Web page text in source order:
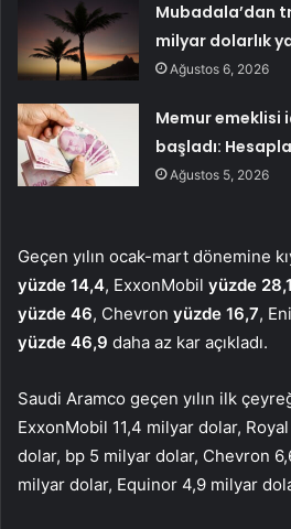
Mubadala’dan
milyar dolarlık
Ağustos 6, 2026
Memur emeklisi
başladı:
Ağustos 5, 2026
Geçen yılın ocak-mart dönemine
yüzde 14,4, ExxonMobil yüzde 28,1
yüzde 46, Chevron yüzde 16,7, Eni
yüzde 46,9 daha az kar açıkladı.
Saudi Aramco geçen yılın ilk
ExxonMobil 11,4 milyar dolar,
dolar, bp 5 milyar dolar, Chevron
milyar dolar, Equinor 4,9 milyar